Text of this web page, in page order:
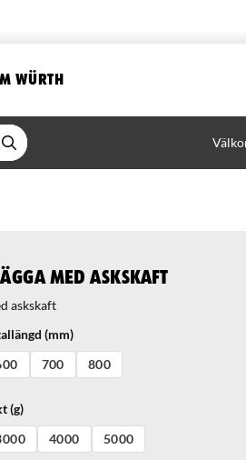
WÜRTH
med askskaft
askskaft
(mm)
700 800
(g)
4000 5000